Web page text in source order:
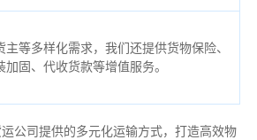
主等多样化需求，我们还提供货物保险、
加固、代收货款等增值服务。
公司提供的多元化运输方式，打造高效物